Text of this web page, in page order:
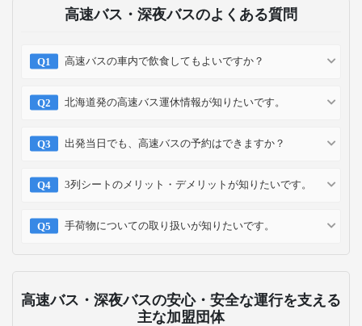
高速バス・深夜バスのよくある質問
高速バスの車内で飲食してもよいですか？
北海道発の高速バス運休情報が知りたいです。
出発当日でも、高速バスの予約はできますか？
3列シートのメリット・デメリットが知りたいです。
手荷物についての取り扱いが知りたいです。
高速バス・深夜バスの安心・安全な運行を支える
主な加盟団体